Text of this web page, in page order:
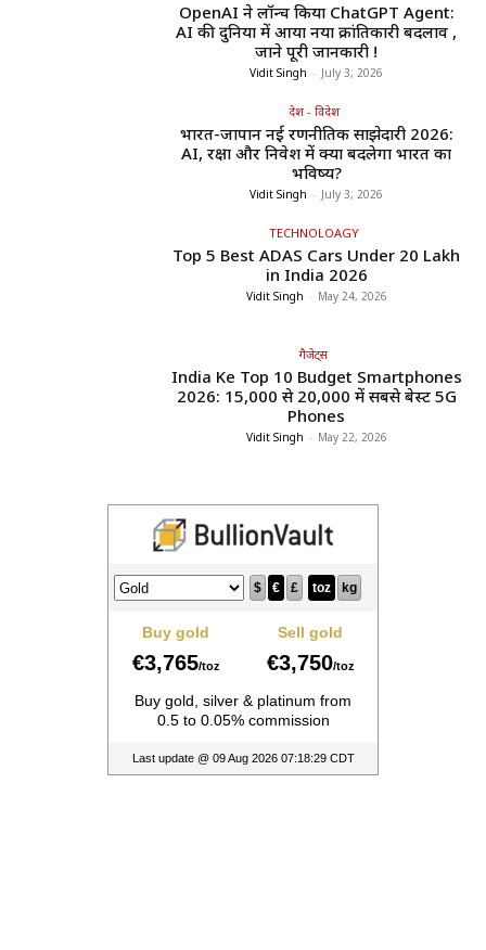
OpenAI ने लॉन्च किया ChatGPT Agent:
AI की दुनिया में आया नया क्रांतिकारी बदलाव ,
जाने पूरी जानकारी !
Vidit Singh - July 3, 2026
देश - विदेश
भारत-जापान नई रणनीतिक साझेदारी 2026:
AI, रक्षा और निवेश में क्या बदलेगा भारत का
भविष्य?
Vidit Singh - July 3, 2026
TECHNOLOAGY
Top 5 Best ADAS Cars Under ₹20 Lakh
in India 2026
Vidit Singh - May 24, 2026
गैजेट्स
India Ke Top 10 Budget Smartphones
2026: ₹15,000 से ₹20,000 में सबसे बेस्ट 5G
Phones
Vidit Singh - May 22, 2026